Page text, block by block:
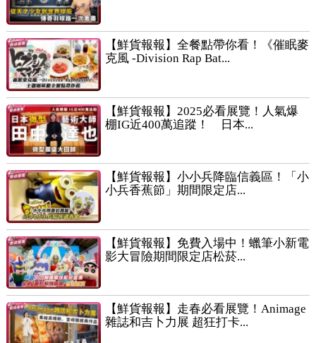
【鮮貨報報】全餐點帶你看！《催眠麥
克風 -Division Rap Bat...
【鮮貨報報】2025必看展覽！人氣爆
棚IG近400萬追蹤！ 日本...
【鮮貨報報】小小兵降臨信義區！「小
小兵香蕉節」期間限定店...
【鮮貨報報】免費入場中！蠟筆小新電
影大冒險期間限定店松菸...
【鮮貨報報】走春必看展覽！Animage
雜誌和吉卜力展 超狂打卡...